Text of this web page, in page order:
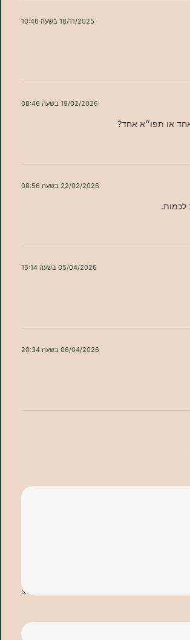
18/11/2025 בשעה 10:46
19/02/2026 בשעה 08:46
אחד או תפו״א אחד?
22/02/2026 בשעה 08:56
לכמות.
05/04/2026 בשעה 15:14
06/04/2026 בשעה 20:34